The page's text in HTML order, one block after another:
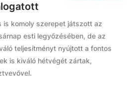
is komoly szerepet játszott az
esti legyőzésében, de az
teljesítményt nyújtott a fontos
is kiváló hétvégét zártak,